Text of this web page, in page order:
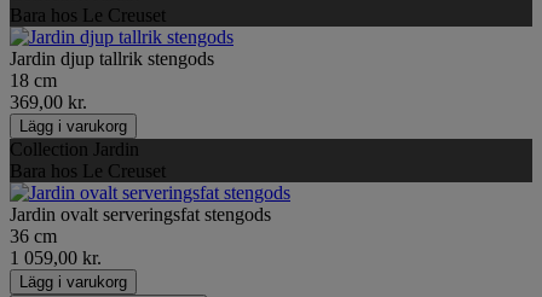
Bara hos Le Creuset
Jardin djup tallrik stengods
18 cm
369,00 kr.
Lägg i varukorg
Collection Jardin
Bara hos Le Creuset
Jardin ovalt serveringsfat stengods
36 cm
1 059,00 kr.
Lägg i varukorg